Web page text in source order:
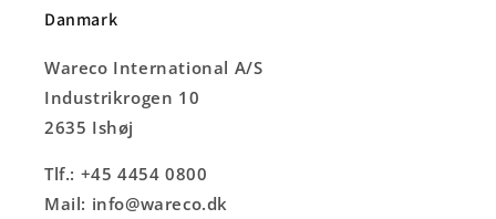
Danmark
Wareco International A/S
Industrikrogen 10
2635 Ishøj
Tlf.: +45 4454 0800
Mail: info@wareco.dk